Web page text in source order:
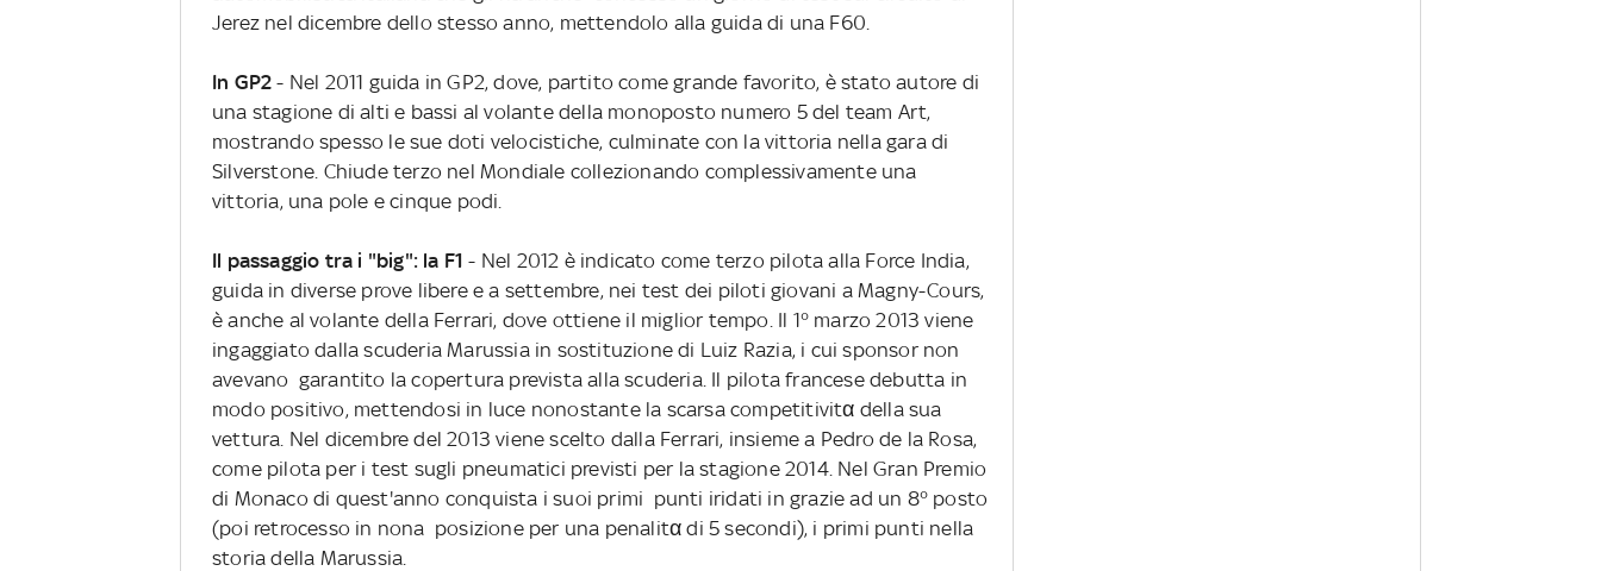
Jerez nel dicembre dello stesso anno, mettendolo alla guida di una F60.
In GP2 - Nel 2011 guida in GP2, dove, partito come grande favorito, è stato autore di
una stagione di alti e bassi al volante della monoposto numero 5 del team Art,
mostrando spesso le sue doti velocistiche, culminate con la vittoria nella gara di
Silverstone. Chiude terzo nel Mondiale collezionando complessivamente una
vittoria, una pole e cinque podi.
Il passaggio tra i "big": la F1 - Nel 2012 è indicato come terzo pilota alla Force India,
guida in diverse prove libere e a settembre, nei test dei piloti giovani a Magny-Cours,
è anche al volante della Ferrari, dove ottiene il miglior tempo. Il 1° marzo 2013 viene
ingaggiato dalla scuderia Marussia in sostituzione di Luiz Razia, i cui sponsor non
avevano garantito la copertura prevista alla scuderia. Il pilota francese debutta in
modo positivo, mettendosi in luce nonostante la scarsa competitivitα della sua
vettura. Nel dicembre del 2013 viene scelto dalla Ferrari, insieme a Pedro de la Rosa,
come pilota per i test sugli pneumatici previsti per la stagione 2014. Nel Gran Premio
di Monaco di quest'anno conquista i suoi primi punti iridati in grazie ad un 8° posto
(poi retrocesso in nona posizione per una penalitα di 5 secondi), i primi punti nella
storia della Marussia.